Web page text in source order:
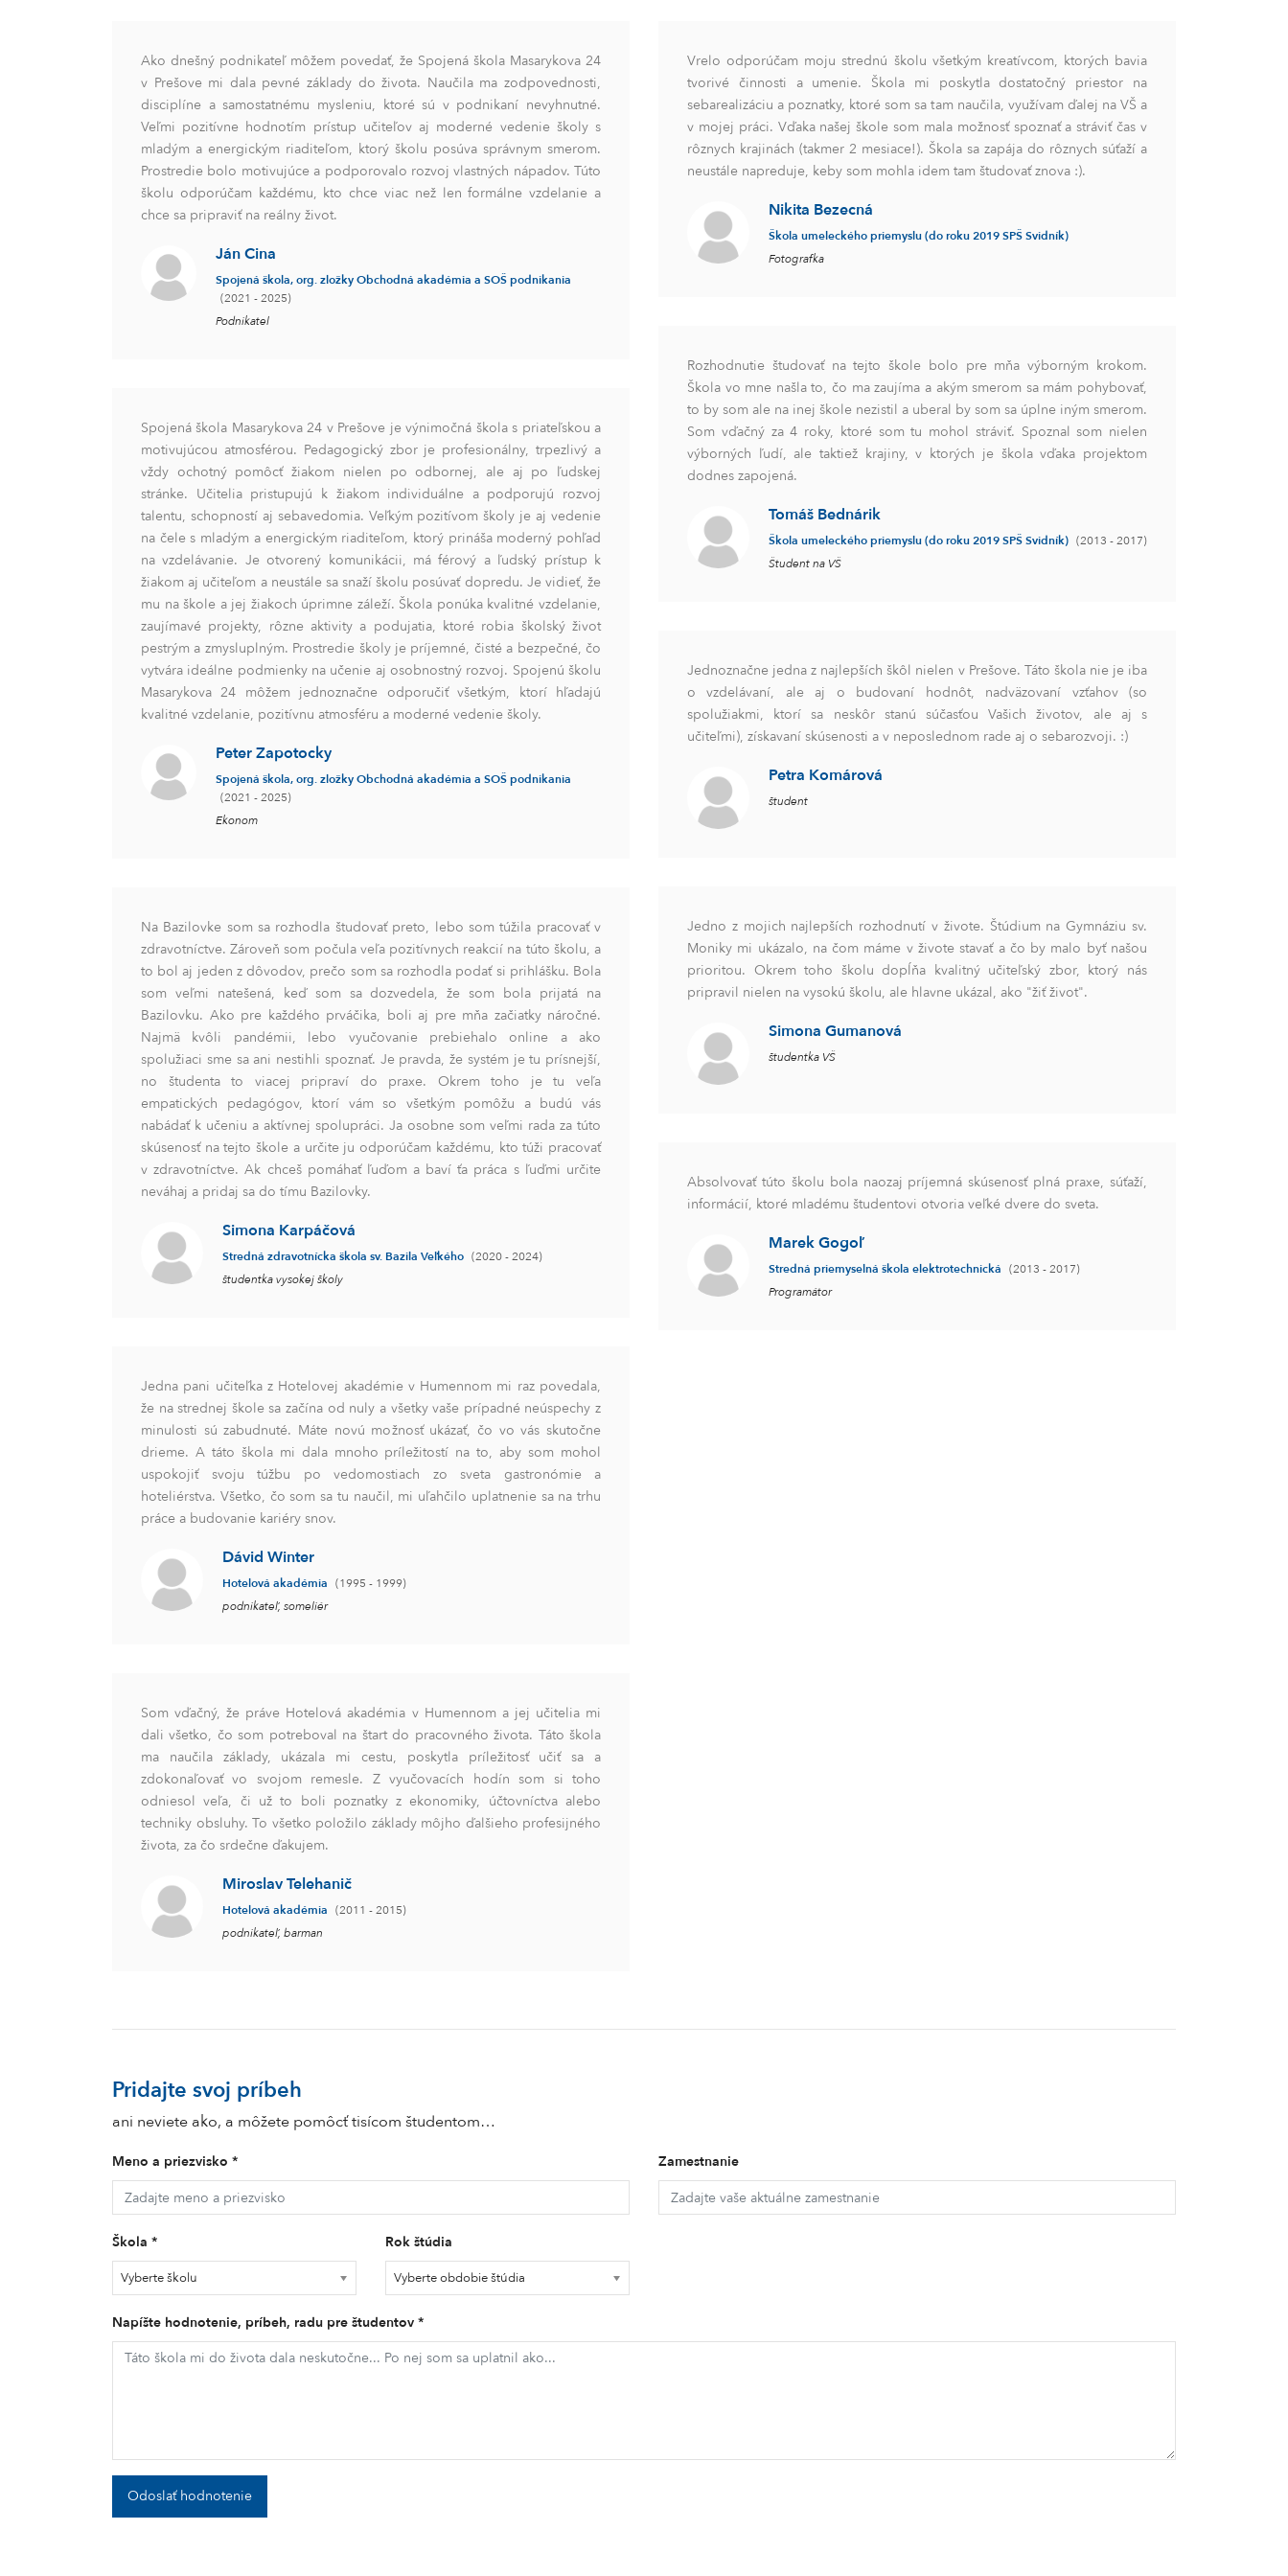
Ako dnešný podnikateľ môžem povedať, že Spojená škola Masarykova 24
v Prešove mi dala pevné základy do života. Naučila ma zodpovednosti,
disciplíne a samostatnému mysleniu, ktoré sú v podnikaní nevyhnutné.
Veľmi pozitívne hodnotím prístup učiteľov aj moderné vedenie školy s
mladým a energickým riaditeľom, ktorý školu posúva správnym smerom.
Prostredie bolo motivujúce a podporovalo rozvoj vlastných nápadov. Túto
školu odporúčam každému, kto chce viac než len formálne vzdelanie a
chce sa pripraviť na reálny život.
Ján Cina
Spojená škola, org. zložky Obchodná akadémia a SOŠ podnikania
(2021 - 2025)
Podnikatel
Spojená škola Masarykova 24 v Prešove je výnimočná škola s priateľskou a
motivujúcou atmosférou. Pedagogický zbor je profesionálny, trpezlivý a
vždy ochotný pomôcť žiakom nielen po odbornej, ale aj po ľudskej
stránke. Učitelia pristupujú k žiakom individuálne a podporujú rozvoj
talentu, schopností aj sebavedomia. Veľkým pozitívom školy je aj vedenie
na čele s mladým a energickým riaditeľom, ktorý prináša moderný pohľad
na vzdelávanie. Je otvorený komunikácii, má férový a ľudský prístup k
žiakom aj učiteľom a neustále sa snaží školu posúvať dopredu. Je vidieť, že
mu na škole a jej žiakoch úprimne záleží. Škola ponúka kvalitné vzdelanie,
zaujímavé projekty, rôzne aktivity a podujatia, ktoré robia školský život
pestrým a zmysluplným. Prostredie školy je príjemné, čisté a bezpečné, čo
vytvára ideálne podmienky na učenie aj osobnostný rozvoj. Spojenú školu
Masarykova 24 môžem jednoznačne odporučiť všetkým, ktorí hľadajú
kvalitné vzdelanie, pozitívnu atmosféru a moderné vedenie školy.
Peter Zapotocky
Spojená škola, org. zložky Obchodná akadémia a SOŠ podnikania
(2021 - 2025)
Ekonom
Na Bazilovke som sa rozhodla študovať preto, lebo som túžila pracovať v
zdravotníctve. Zároveň som počula veľa pozitívnych reakcií na túto školu, a
to bol aj jeden z dôvodov, prečo som sa rozhodla podať si prihlášku. Bola
som veľmi natešená, keď som sa dozvedela, že som bola prijatá na
Bazilovku. Ako pre každého prváčika, boli aj pre mňa začiatky náročné.
Najmä kvôli pandémii, lebo vyučovanie prebiehalo online a ako
spolužiaci sme sa ani nestihli spoznať. Je pravda, že systém je tu prísnejší,
no študenta to viacej pripraví do praxe. Okrem toho je tu veľa
empatických pedagógov, ktorí vám so všetkým pomôžu a budú vás
nabádať k učeniu a aktívnej spolupráci. Ja osobne som veľmi rada za túto
skúsenosť na tejto škole a určite ju odporúčam každému, kto túži pracovať
v zdravotníctve. Ak chceš pomáhať ľuďom a baví ťa práca s ľuďmi určite
neváhaj a pridaj sa do tímu Bazilovky.
Simona Karpáčová
Stredná zdravotnícka škola sv. Bazila Veľkého (2020 - 2024)
študentka vysokej školy
Jedna pani učiteľka z Hotelovej akadémie v Humennom mi raz povedala,
že na strednej škole sa začína od nuly a všetky vaše prípadné neúspechy z
minulosti sú zabudnuté. Máte novú možnosť ukázať, čo vo vás skutočne
drieme. A táto škola mi dala mnoho príležitostí na to, aby som mohol
uspokojiť svoju túžbu po vedomostiach zo sveta gastronómie a
hoteliérstva. Všetko, čo som sa tu naučil, mi uľahčilo uplatnenie sa na trhu
práce a budovanie kariéry snov.
Dávid Winter
Hotelová akadémia (1995 - 1999)
podnikateľ, someliér
Som vďačný, že práve Hotelová akadémia v Humennom a jej učitelia mi
dali všetko, čo som potreboval na štart do pracovného života. Táto škola
ma naučila základy, ukázala mi cestu, poskytla príležitosť učiť sa a
zdokonaľovať vo svojom remesle. Z vyučovacích hodín som si toho
odniesol veľa, či už to boli poznatky z ekonomiky, účtovníctva alebo
techniky obsluhy. To všetko položilo základy môjho ďalšieho profesijného
života, za čo srdečne ďakujem.
Miroslav Telehanič
Hotelová akadémia (2011 - 2015)
podnikateľ, barman
Vrelo odporúčam moju strednú školu všetkým kreatívcom, ktorých bavia
tvorivé činnosti a umenie. Škola mi poskytla dostatočný priestor na
sebarealizáciu a poznatky, ktoré som sa tam naučila, využívam ďalej na VŠ a
v mojej práci. Vďaka našej škole som mala možnosť spoznať a stráviť čas v
rôznych krajinách (takmer 2 mesiace!). Škola sa zapája do rôznych súťaží a
neustále napreduje, keby som mohla idem tam študovať znova :).
Nikita Bezecná
Škola umeleckého priemyslu (do roku 2019 SPŠ Svidník)
Fotografka
Rozhodnutie študovať na tejto škole bolo pre mňa výborným krokom.
Škola vo mne našla to, čo ma zaujíma a akým smerom sa mám pohybovať,
to by som ale na inej škole nezistil a uberal by som sa úplne iným smerom.
Som vďačný za 4 roky, ktoré som tu mohol stráviť. Spoznal som nielen
výborných ľudí, ale taktiež krajiny, v ktorých je škola vďaka projektom
dodnes zapojená.
Tomáš Bednárik
Škola umeleckého priemyslu (do roku 2019 SPŠ Svidník) (2013 - 2017)
Študent na VŠ
Jednoznačne jedna z najlepších škôl nielen v Prešove. Táto škola nie je iba
o vzdelávaní, ale aj o budovaní hodnôt, nadväzovaní vzťahov (so
spolužiakmi, ktorí sa neskôr stanú súčasťou Vašich životov, ale aj s
učiteľmi), získavaní skúsenosti a v neposlednom rade aj o sebarozvoji. :)
Petra Komárová
študent
Jedno z mojich najlepších rozhodnutí v živote. Štúdium na Gymnáziu sv.
Moniky mi ukázalo, na čom máme v živote stavať a čo by malo byť našou
prioritou. Okrem toho školu dopĺňa kvalitný učiteľský zbor, ktorý nás
pripravil nielen na vysokú školu, ale hlavne ukázal, ako "žiť život".
Simona Gumanová
študentka VŠ
Absolvovať túto školu bola naozaj príjemná skúsenosť plná praxe, súťaží,
informácií, ktoré mladému študentovi otvoria veľké dvere do sveta.
Marek Gogoľ
Stredná priemyselná škola elektrotechnická (2013 - 2017)
Programátor
Pridajte svoj príbeh
ani neviete ako, a môžete pomôcť tisícom študentom…
Meno a priezvisko * Zamestnanie
Škola *
Vyberte školu
Rok štúdia
Vyberte obdobie štúdia
Napíšte hodnotenie, príbeh, radu pre študentov *
Odoslať hodnotenie